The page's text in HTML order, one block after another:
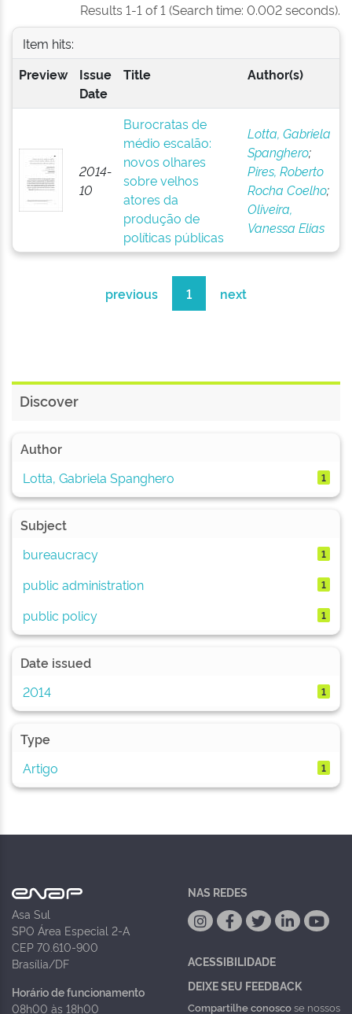
Results 1-1 of 1 (Search time: 0.002 seconds).
Item hits:
Preview
Issue
Date
Title Author(s)
2014-
10
Burocratas de
médio escalão:
novos olhares
sobre velhos
atores da
produção de
políticas públicas
Lotta, Gabriela
Spanghero;
Pires, Roberto
Rocha Coelho;
Oliveira,
Vanessa Elias
previous 1 next
Discover
Author
Lotta, Gabriela Spanghero
1
Subject
bureaucracy
1
public administration 1
public policy 1
Date issued
2014
1
Type
Artigo
1
Asa Sul
SPO Área Especial 2-A
CEP 70.610-900
Brasília/DF
Horário de funcionamento
08h00 às 18h00
NAS REDES
ACESSIBILIDADE
DEIXE SEU FEEDBACK
Compartilhe conoscose nossos